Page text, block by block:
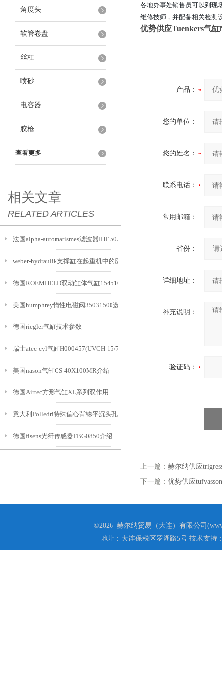
角度头
软管卷盘
丝杠
喷砂
电容器
胶枪
查看更多
相关文章
RELATED ARTICLES
法国alpha-automatismes滤波器IHF 50A技术参数
weber-hydraulik支撑缸在起重机中的应用
德国ROEMHELD双动缸体气缸1545105简介
美国humphrey惰性电磁阀35031500选购指南
德国riegler气缸技术参数
瑞士atec-cyl气缸H000457(UVCH-15/75-DB)介绍
美国nason气缸CS-40X100MR介绍
德国Airtec方形气缸XL系列双作用
意大利Polledri特殊偏心背锪平沉头孔系列
德国fisens光纤传感器FBG0850介绍
各地办事处销售员可以到现
维修技师，并配备相关检测
优势供应Tuenkers气缸
产品：
您的单位：
您的姓名：
联系电话：
常用邮箱：
省份：
详细地址：
补充说明：
验证码：
上一篇： 赫尔纳供应
下一篇： 优势供应
©2026 赫尔纳贸易（大连）有限公司
地址：大连保税区罗湖路5号 技术支持